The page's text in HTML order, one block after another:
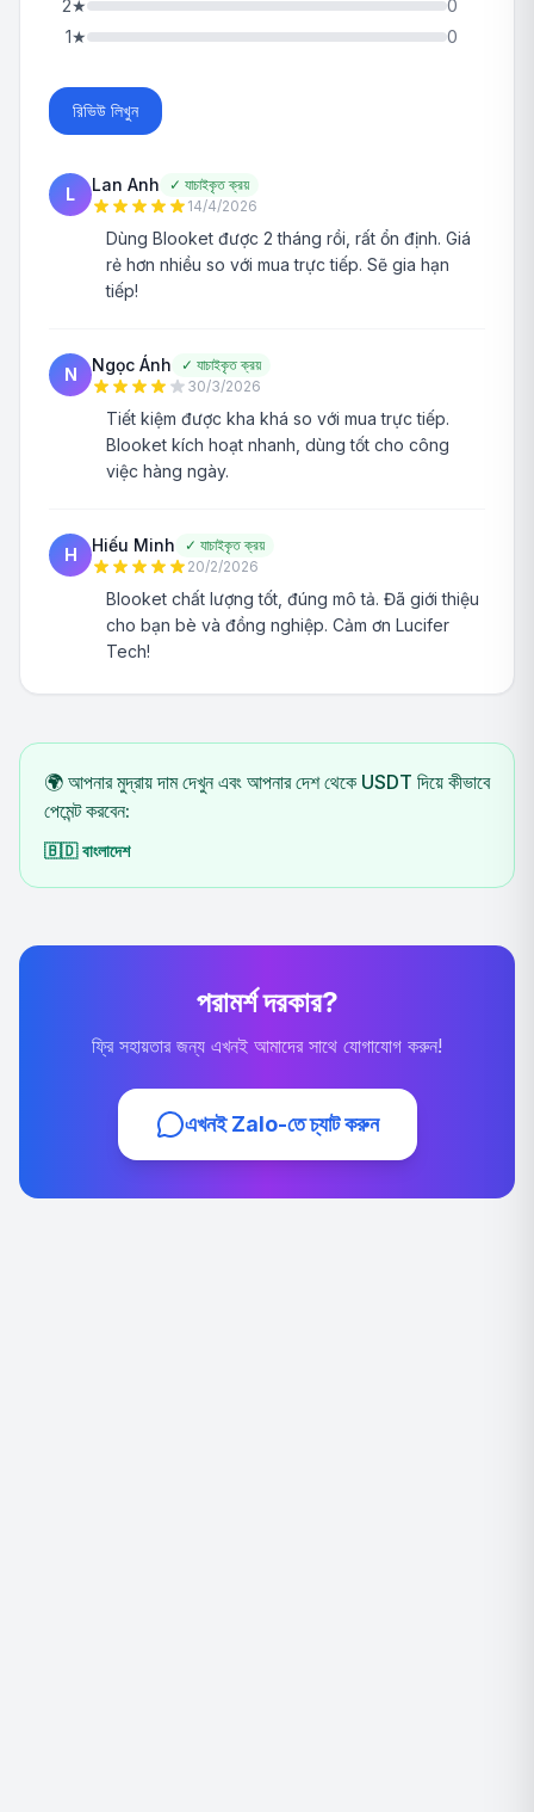
2★
0
1★ 0
রিভিউ লিখুন
L Lan Anh ✓ যাচাইকৃত ক্রয়
14/4/2026
Dùng Blooket được 2 tháng rồi, rất ổn định. Giá
rẻ hơn nhiều so với mua trực tiếp. Sẽ gia hạn
tiếp!
N Ngọc Ánh ✓ যাচাইকৃত ক্রয়
30/3/2026
Tiết kiệm được kha khá so với mua trực tiếp.
Blooket kích hoạt nhanh, dùng tốt cho công
việc hàng ngày.
H Hiếu Minh ✓ যাচাইকৃত ক্রয়
20/2/2026
Blooket chất lượng tốt, đúng mô tả. Đã giới thiệu
cho bạn bè và đồng nghiệp. Cảm ơn Lucifer
Tech!
🌍 আপনার মুদ্রায় দাম দেখুন এবং আপনার দেশ থেকে USDT দিয়ে কীভাবে
পেমেন্ট করবেন:
🇧🇩 বাংলাদেশ
পরামর্শ দরকার?
ফ্রি সহায়তার জন্য এখনই আমাদের সাথে যোগাযোগ করুন!
এখনই Zalo-তে চ্যাট করুন